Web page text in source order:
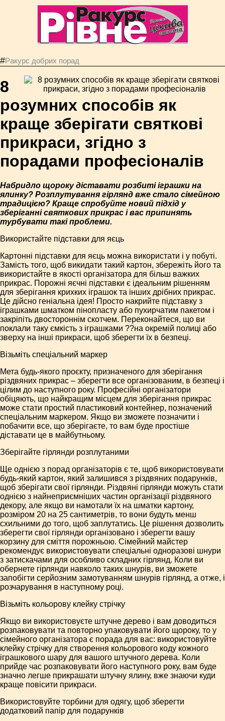
#Ракурс добрих порад
8
розумних способів як
краще зберігати святкові
прикраси, згідно з
порадами професіоналів
Набридло щороку діставати розбиті іграшки на
ялинку? Розплутування гірлянд вже стало сімейною
традицією? Краще спробуйте новий підхід у
зберіганні святкових прикрас і вас припинять
турбувати такі проблеми.
Використайте підставки для яєць
Картонні підставки для яєць можна використати і у побуті.
Замість того, щоб викидати такий картон, збережіть його та
використайте в якості організатора для більш важких
прикрас. Порожні яєчні підставки є ідеальним рішенням
для зберігання крихких іграшок та інших дрібних прикрас.
Це дійсно геніальна ідея! Просто накрийте підставку з
іграшками шматком пінопласту або пухирчатим пакетом і
закріпіть двостороннім скотчем. Переконайтеся, що ви
поклали таку ємкість з іграшками ??на окремій полиці або
зверху на інші прикраси, щоб зберегти їх в безпеці.
Візьміть спеціальний маркер
Мета будь-якого проєкту, призначеного для зберігання
різдвяних прикрас – зберегти все організованим, в безпеці і
цілим до наступного року. Професійні організатори
обіцяють, що найкращим місцем для зберігання прикрас
може стати простий пластиковий контейнер, позначений
спеціальним маркером. Якщо ви зможете позначити і
побачити все, що зберігаєте, то вам буде простіше
діставати це в майбутньому.
Зберігайте гірлянди розплутаними
Ще однією з порад організаторів є те, щоб використовувати
будь-який картон, який залишився з різдвяних подарунків,
щоб зберігати свої гірлянди. Різдвяні гірлянди можуть стати
однією з найнеприємніших частин організації різдвяного
декору, але якщо ви намотали їх на шматки картону,
розміром 20 на 25 сантиметрів, то вони будуть менш
схильними до того, щоб заплутатись. Це рішення дозволить
зберегти свої гірлянди організовано і зберегти вашу
корзину для сміття порожньою. Сімейний майстер
рекомендує використовувати спеціальні одноразові шнури
з затискачами для особливо складних гірлянд. Коли ви
обернете гірлянди навколо таких шнурів, ви зможете
запобігти серйозним замотуванням шнурів гірлянд, а отже, і
розчарування в наступному році.
Візьміть кольорову клейку стрічку
Якщо ви використовуєте штучне дерево і вам доводиться
розпаковувати та повторно упаковувати його щороку, то у
сімейного організатора є порада для вас: використовуйте
клейку стрічку для створення кольорового коду кожного
іграшкового шару для вашого штучного дерева. Коли
прийде час розпаковувати його наступного року, вам буде
значно легше прикрашати штучну ялину, вже знаючи куди
краще повісити прикраси.
Використовуйте торбини для одягу, щоб зберегти
додатковий папір для подарунків